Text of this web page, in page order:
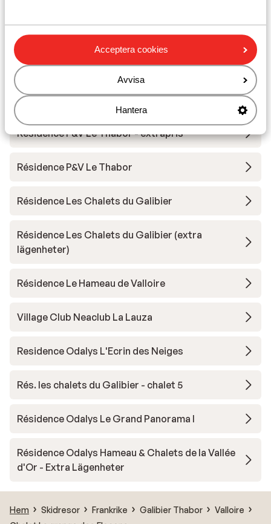
Acceptera cookies
Avvisa
Hantera
Résidence Les Chalets de Valoria
Résidence Les Chalets de Valoria - Extra
lägenheter
Résidence P&V Le Thabor - extrapris
Résidence P&V Le Thabor
Résidence Les Chalets du Galibier
Résidence Les Chalets du Galibier (extra
lägenheter)
Résidence Le Hameau de Valloire
Village Club Neaclub La Lauza
Residence Odalys L'Ecrin des Neiges
Rés. les chalets du Galibier - chalet 5
Résidence Odalys Le Grand Panorama I
Résidence Odalys Hameau & Chalets de la Vallée
d'Or - Extra Lägenheter
Hem Skidresor Frankrike Galibier Thabor
Valloire